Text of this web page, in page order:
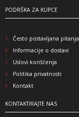
PODRŠKA ZA KUPCE
Često postavljana pitanja
Informacije o dostavi
Uslovi korišćenja
Politika privatnosti
Kontakt
KONTAKTIRAJTE NAS